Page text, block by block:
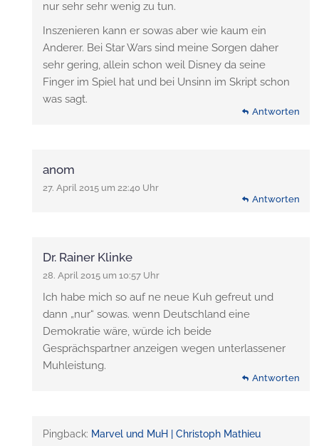
nur sehr sehr wenig zu tun.
Inszenieren kann er sowas aber wie kaum ein
Anderer. Bei Star Wars sind meine Sorgen daher
sehr gering, allein schon weil Disney da seine
Finger im Spiel hat und bei Unsinn im Skript schon
was sagt.
Antworten
anom
27. April 2015 um 22:40 Uhr
Antworten
Dr. Rainer Klinke
28. April 2015 um 10:57 Uhr
Ich habe mich so auf ne neue Kuh gefreut und
dann „nur“ sowas. wenn Deutschland eine
Demokratie wäre, würde ich beide
Gesprächspartner anzeigen wegen unterlassener
Muhleistung.
Antworten
Pingback: Marvel und MuH | Christoph Mathieu